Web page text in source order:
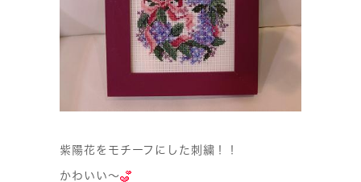
紫陽花をモチーフにした刺繍！！
かわいい〜